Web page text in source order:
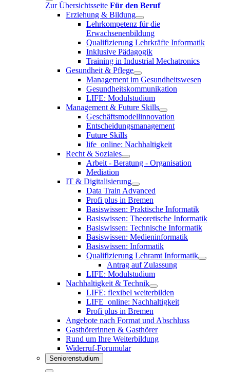
Zur Übersichtsseite Für den Beruf
Erziehung & Bildung
Lehrkompetenz für die
Erwachsenenbildung
Qualifizierung Lehrkräfte Informatik
Inklusive Pädagogik
Training in Industrial Mechatronics
Gesundheit & Pflege
Management im Gesundheitswesen
Gesundheitskommunikation
LIFE: Modulstudium
Management & Future Skills
Geschäftsmodellinnovation
Entscheidungsmanagement
Future Skills
life_online: Nachhaltigkeit
Recht & Soziales
Arbeit - Beratung - Organisation
Mediation
IT & Digitalisierung
Data Train Advanced
Profi plus in Bremen
Basiswissen: Praktische Informatik
Basiswissen: Theoretische Informatik
Basiswissen: Technische Informatik
Basiswissen: Medieninformatik
Basiswissen: Informatik
Qualifizierung Lehramt Informatik
Antrag auf Zulassung
LIFE: Modulstudium
Nachhaltigkeit & Technik
LIFE: flexibel weiterbilden
LIFE_online: Nachhaltigkeit
Profi plus in Bremen
Angebote nach Format und Abschluss
Gasthörerinnen & Gasthörer
Rund um Ihre Weiterbildung
Widerruf-Forumular
Seniorenstudium